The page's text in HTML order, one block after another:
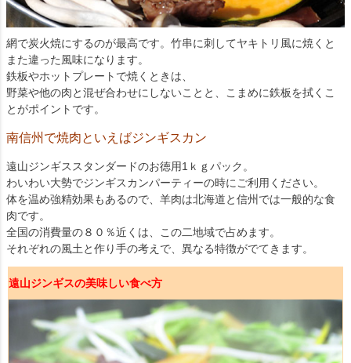
網で炭火焼にするのが最高です。竹串に刺してヤキトリ風に焼くと
また違った風味になります。
鉄板やホットプレートで焼くときは、
野菜や他の肉と混ぜ合わせにしないことと、こまめに鉄板を拭くこ
とがポイントです。
南信州で焼肉といえばジンギスカン
遠山ジンギススタンダードのお徳用1ｋｇパック。
わいわい大勢でジンギスカンパーティーの時にご利用ください。
体を温め強精効果もあるので、羊肉は北海道と信州では一般的な食
肉です。
全国の消費量の８０％近くは、この二地域で占めます。
それぞれの風土と作り手の考えで、異なる特徴がでてきます。
遠山ジンギスの美味しい食べ方